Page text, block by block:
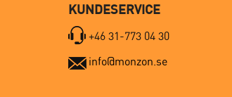
KUNDESERVICE
+46 31-773 04 30
info@monzon.se